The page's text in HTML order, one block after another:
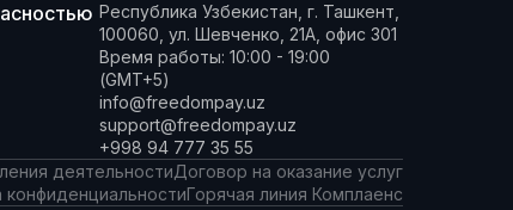
Республика Узбекистан, г. Ташкент,
100060, ул. Шевченко, 21А, офис 301
Время работы: 10:00 - 19:00
(GMT+5)
info@freedompay.uz
support@freedompay.uz
+998 94 777 35 55
деятельностиДоговор на оказание услуг
конфиденциальностиГорячая линия Комплаенс